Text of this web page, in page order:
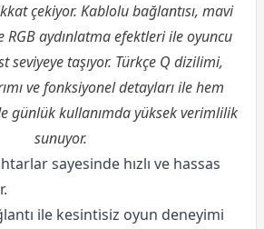
çekiyor. Kablolu bağlantısı, mavi
RGB aydınlatma efektleri ile oyuncu
seviyeye taşıyor. Türkçe Q dizilimi,
ve fonksiyonel detayları ile hem
günlük kullanımda yüksek verimlilik
sunuyor.
sayesinde hızlı ve hassas
ile kesintisiz oyun deneyimi